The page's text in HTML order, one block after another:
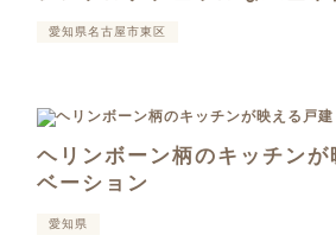
愛知県名古屋市東区
ヘリンボーン柄のキッチンが
ベーション
愛知県